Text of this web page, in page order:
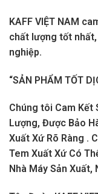
KAFF VIỆT NAM
chất lượng tốt
nghiệp.
“SẢN PHẨM TỐT
Chúng tôi Cam Kết
Lượng, Được Bảo
Xuất Xứ Rõ Ràng .
Tem Xuất Xứ Có
Nhà Máy Sản Xuất,